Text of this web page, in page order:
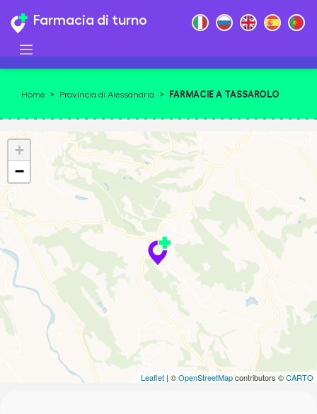
Farmacia di turno
Home > Provincia di Alessandria > FARMACIE A TASSAROLO
+
−
Leaflet | ©OpenStreetMapcontributors ©CARTO